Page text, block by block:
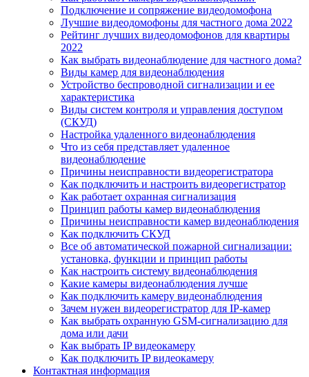
Подключение и сопряжение видеодомофона
Лучшие видеодомофоны для частного дома 2022
Рейтинг лучших видеодомофонов для квартиры
2022
Как выбрать видеонаблюдение для частного дома?
Виды камер для видеонаблюдения
Устройство беспроводной сигнализации и ее
характеристика
Виды систем контроля и управления доступом
(СКУД)
Настройка удаленного видеонаблюдения
Что из себя представляет удаленное
видеонаблюдение
Причины неисправности видеорегистратора
Как подключить и настроить видеорегистратор
Как работает охранная сигнализация
Принцип работы камер видеонаблюдения
Причины неисправности камер видеонаблюдения
Как подключить СКУД
Все об автоматической пожарной сигнализации:
установка, функции и принцип работы
Как настроить систему видеонаблюдения
Какие камеры видеонаблюдения лучше
Как подключить камеру видеонаблюдения
Зачем нужен видеорегистратор для IP-камер
Как выбрать охранную GSM-сигнализацию для
дома или дачи
Как выбрать IP видеокамеру
Как подключить IP видеокамеру
Контактная информация